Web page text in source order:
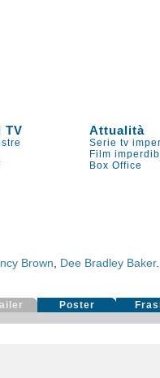
TV Attualità
Serie tv
Film
Box Office
Brown Dee Bradley Baker
Poster